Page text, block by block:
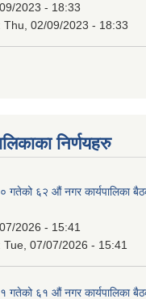
2023 - 18:33
Thu, 02/09/2023 - 18:33
निर्णयहरु
गतेको ६२ औं नगर कार्यपालिका
2026 - 15:41
Tue, 07/07/2026 - 15:41
गतेको ६१ औं नगर कार्यपालिका